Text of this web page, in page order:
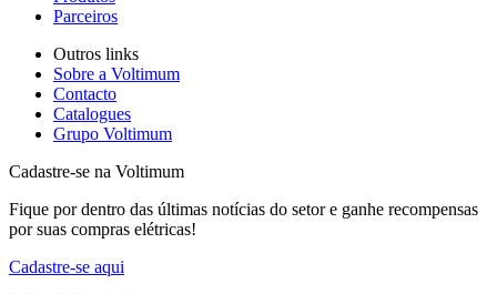
Parceiros
Outros links
Sobre a Voltimum
Contacto
Catalogues
Grupo Voltimum
Cadastre-se na Voltimum
Fique por dentro das últimas notícias do setor e ganhe recompensas
por suas compras elétricas!
Cadastre-se aqui